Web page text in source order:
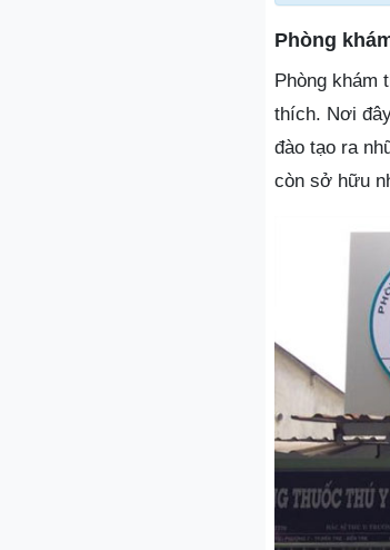
Phòng
Phòng khám
thích. Nơi
đào tạo ra
còn sở hữu